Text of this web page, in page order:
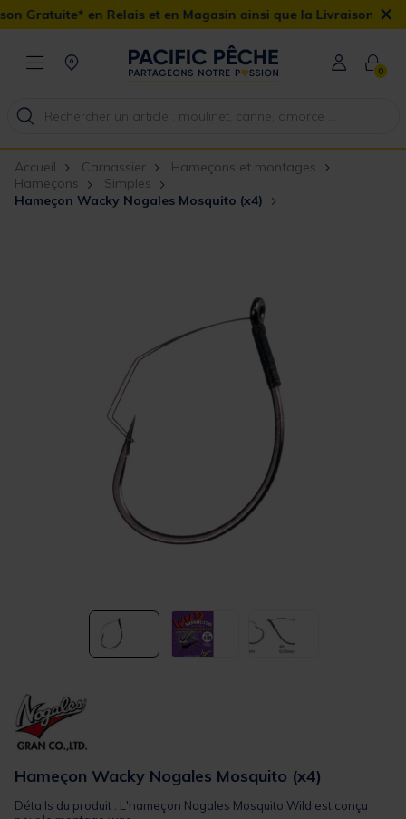
en Relais et en Magasin ainsi que la Livraison Domicile
×
0
Accueil Carnassier
Hameçons et montages
Hameçons
Simples
Hameçon Wacky Nogales Mosquito (x4)
Hameçon Wacky Nogales Mosquito (x4)
Détails du produit : L'hameçon Nogales Mosquito Wild est conçu